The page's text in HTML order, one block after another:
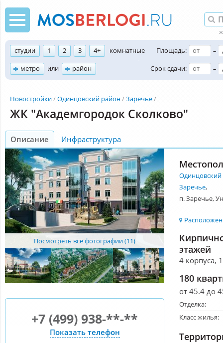
студии 1 2 3 4+
комнатные
метро
или район
Площадь:
–
Срок сдачи:
–
Новостройки Одинцовский район Заречье
ЖК "Академгородок Сколково"
Описание Инфраструктура
Посмотреть все фотографии (11)
+7 (499) 938-**-**
Показать телефон
Заречье,
п. Заречье,
этажей
4 корпуса,
180
от 45.4 до
Отделка:
Класс жилья: